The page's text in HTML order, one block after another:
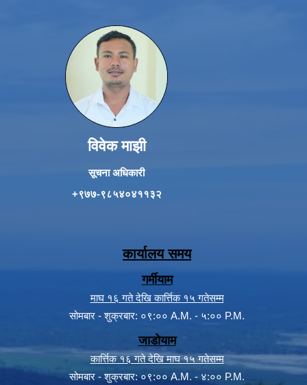
विवेक माझी
सूचना अधिकारी
+९७७-९८५४०४११३२
कार्यालय समय
गर्मीयाम
माघ १६ गते देखि कार्त्तिक १५ गतेसम्म
सोमबार - शुक्रबार: ०९:०० A.M. - ५:०० P.M.
जाडोयाम
कार्त्तिक १६ गते देखि माघ १५ गतेसम्म
सोमबार - शुक्रबार: ०९:०० A.M. - ४:०० P.M.